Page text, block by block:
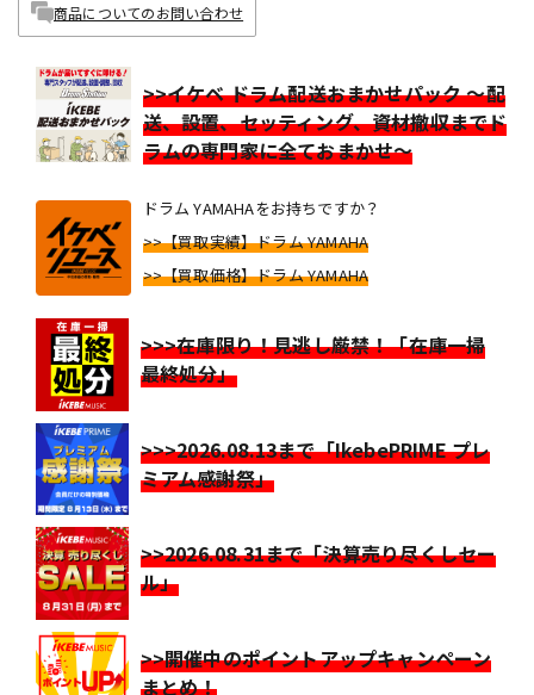
商品についてのお問い合わせ
>>イケベ ドラム配送おまかせパック ～配
送、設置、セッティング、資材撤収までド
ラムの専門家に全ておまかせ～
ドラム YAMAHAをお持ちですか？
>>【買取実績】ドラム YAMAHA
>>【買取価格】ドラム YAMAHA
>>>在庫限り！見逃し厳禁！「在庫一掃
最終処分」
>>>2026.08.13まで「IkebePRIME プレ
ミアム感謝祭」
>>2026.08.31まで「決算売り尽くしセー
ル」
>>開催中のポイントアップキャンペーン
まとめ！